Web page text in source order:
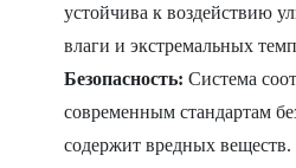
устойчива к воздействию
влаги и экстремальных
Безопасность: Система
современным стандартам
содержит вредных веществ.